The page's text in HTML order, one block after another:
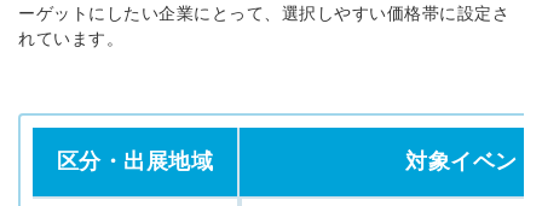
ーゲットにしたい企業にとって、選択しやすい価格帯に設定さ
れています。
区分・出展地域 対象イベン